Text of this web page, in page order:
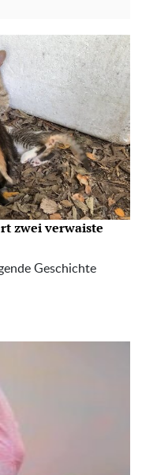
zwei verwaiste
Geschichte